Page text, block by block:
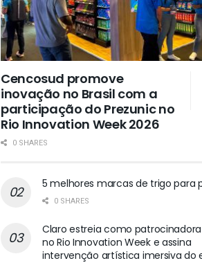
Cencosud promove
inovação no Brasil com a
participação do Prezunic no
Rio Innovation Week 2026
0 SHARES
5 melhores marcas de trigo para
0 SHARES
Claro estreia como
no Rio Innovation Week e assina
intervenção artística imersiva do